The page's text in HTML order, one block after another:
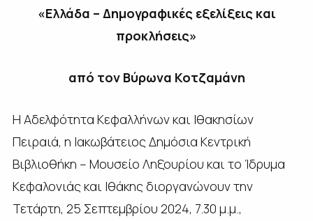
«Ελλάδα – Δημογραφικές εξελίξεις και
προκλήσεις»
από τον Βύρωνα Κοτζαμάνη
Η Αδελφότητα Κεφαλλήνων και Ιθακησίων
Πειραιά, η Ιακωβάτειος Δημόσια Κεντρική
Βιβλιοθήκη – Μουσείο Ληξουρίου και το Ίδρυμα
Κεφαλονιάς και Ιθάκης διοργανώνουν την
Τετάρτη, 25 Σεπτεμβρίου 2024, 7.30 μ.μ.,